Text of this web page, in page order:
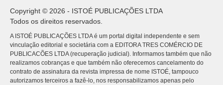
Copyright © 2026 - ISTOÉ PUBLICAÇÕES LTDA
Todos os direitos reservados.
A ISTOÉ PUBLICAÇÕES LTDA é um portal digital independente e sem
vinculação editorial e societária com a EDITORA TRES COMÉRCIO DE
PUBLICACÕES LTDA (recuperação judicial). Informamos também que não
realizamos cobranças e que também não oferecemos cancelamento do
contrato de assinatura da revista impressa de nome ISTOÉ, tampouco
autorizamos terceiros a fazê-lo, nos responsabilizamos apenas pelo